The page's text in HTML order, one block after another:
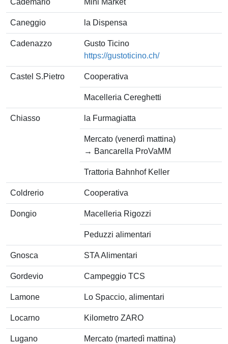
Cademario Mini Market
Caneggio la Dispensa
Cadenazzo
Gusto Ticino
https://gustoticino.ch/
Castel S.Pietro Cooperativa
Macelleria Cereghetti
Chiasso la Furmagiatta
Mercato (venerdì mattina)
→ Bancarella ProVaMM
Trattoria Bahnhof Keller
Coldrerio Cooperativa
Dongio Macelleria Rigozzi
Peduzzi alimentari
Gnosca STA Alimentari
Gordevio Campeggio TCS
Lamone Lo Spaccio, alimentari
Locarno Kilometro ZARO
Lugano
Mercato (martedì mattina)